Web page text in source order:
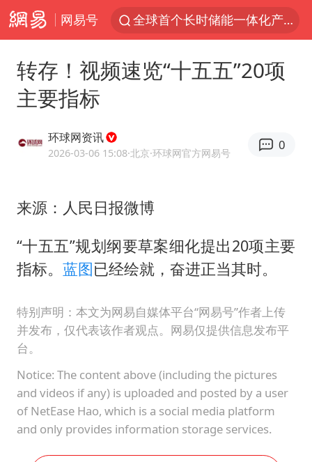
网易号
全球首个长时储能一体化产业园量产
“秋天的第一杯奶茶”6岁了
中巨芯：上半年归母净利润1405.77万元
胡彦斌获《歌手2026》歌王
美股存储板块集体大跌
名创优品回应女子吐槽内裤质量差
百花奖开幕式
胡彦斌韩磊 谁帮谁
转存！视频速览“十五五”20项
主要指标
环球网资讯
2026-03-06 15:08·北京·环球网官方网易号
0
来源：人民日报微博
“十五五”规划纲要草案细化提出20项主要
指标。 蓝图已经绘就，奋进正当其时。
特别声明：本文为网易自媒体平台“网易号”作者上传
并发布，仅代表该作者观点。网易仅提供信息发布平
台。
Notice: The content above (including the pictures
and videos if any) is uploaded and posted by a user
of NetEase Hao, which is a social media platform
and only provides information storage services.